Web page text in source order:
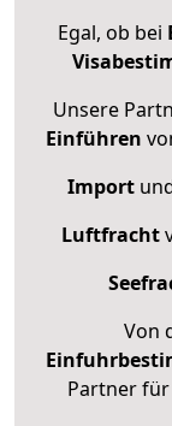
Egal, ob bei
Unsere
Einführen
Import
Luftfracht
Von
Partner